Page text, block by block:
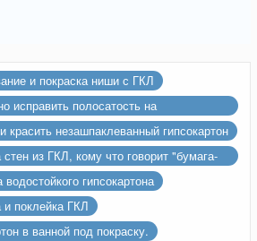
и покраска ниши с ГКЛ
исправить полосатость на
потолоке из гипсокартона?
красить незашпаклеванный гипсокартон
стен из ГКЛ, кому что говорит "бумага-
водостойкого гипсокартона
и поклейка ГКЛ
в ванной под покраску.